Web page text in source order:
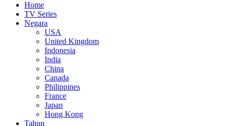
Home
TV Series
Negara
USA
United Kingdom
Indonesia
India
China
Canada
Philippines
France
Japan
Hong Kong
Tahun